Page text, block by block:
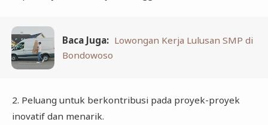
Baca Juga: Lowongan Kerja Lulusan SMP di
Bondowoso
2. Peluang untuk berkontribusi pada proyek-proyek
inovatif dan menarik.